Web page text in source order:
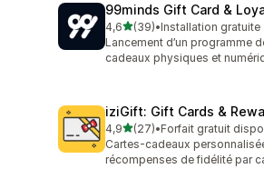
99minds Gift Card &
4,6étoile(s) sur 5
(39)
39 avis au total
•Installation gratuite
Lancement d’un programme
cadeaux physiques et
iziGift: Gift Cards &
4,9étoile(s) sur 5
(27)
27 avis au total
•Forfait gratuit
Cartes-cadeaux
récompenses de fidélité par